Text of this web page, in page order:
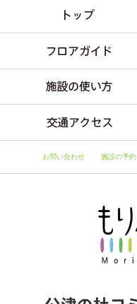
お問い合わせ 施設の予約